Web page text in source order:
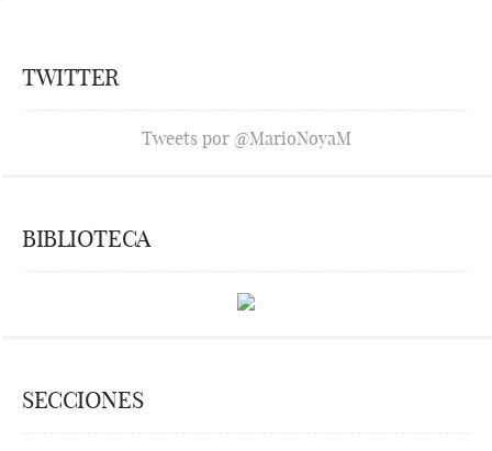
TWITTER
Tweets por @MarioNoyaM
BIBLIOTECA
SECCIONES